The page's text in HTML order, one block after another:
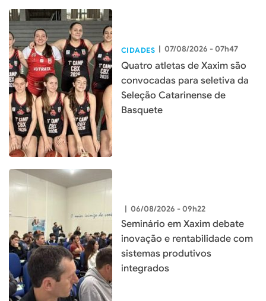
CIDADES | 07/08/2026 - 07h47
Quatro atletas de Xaxim são
convocadas para seletiva da
Seleção Catarinense de
Basquete
| 06/08/2026 - 09h22
Seminário em Xaxim debate
inovação e rentabilidade com
sistemas produtivos
integrados